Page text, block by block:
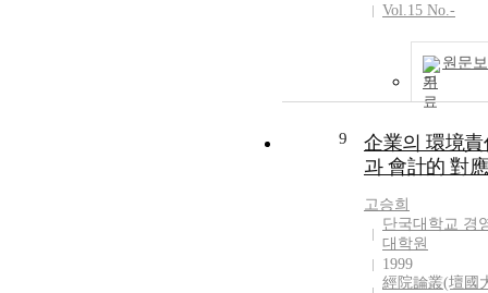
Vol.15 No.-
원문보
기
9
企業의 環境責
과 會計的 對應
고승희
단국대학교 경
대학원
1999
經院論叢(壇國